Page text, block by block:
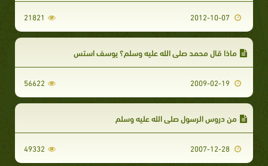
21821
ماذا قال محمد صلى الله عليه وسلم؟ يوسف استس
56622
من دروس الرسول صلى الله عليه وسلم
49332